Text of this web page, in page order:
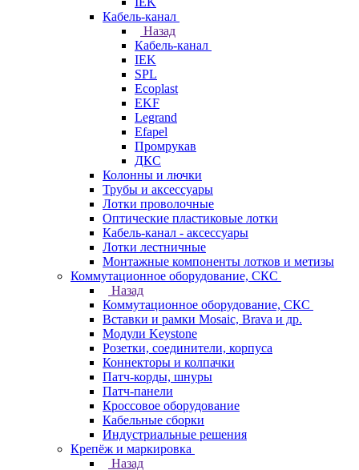
Кабель-канал
Назад
Кабель-канал
IEK
SPL
Ecoplast
EKF
Legrand
Efapel
Промрукав
ДКС
Колонны и лючки
Трубы и аксессуары
Лотки проволочные
Оптические пластиковые лотки
Кабель-канал - аксессуары
Лотки лестничные
Монтажные компоненты лотков и метизы
Коммутационное оборудование, СКС
Назад
Коммутационное оборудование, СКС
Вставки и рамки Mosaic, Brava и др.
Модули Keystone
Розетки, соединители, корпуса
Коннекторы и колпачки
Патч-корды, шнуры
Патч-панели
Кроссовое оборудование
Кабельные сборки
Индустриальные решения
Крепёж и маркировка
Назад